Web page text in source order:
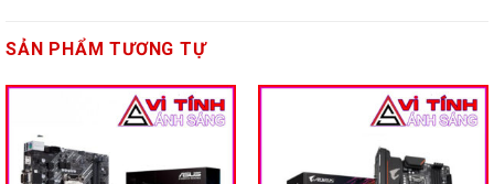
SẢN PHẨM TƯƠNG TỰ